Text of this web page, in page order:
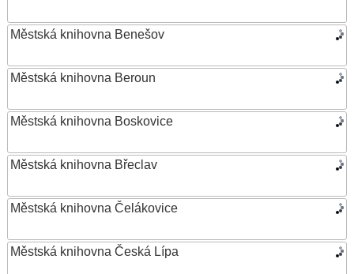
Městská knihovna Benešov
Městská knihovna Beroun
Městská knihovna Boskovice
Městská knihovna Břeclav
Městská knihovna Čelákovice
Městská knihovna Česká Lípa